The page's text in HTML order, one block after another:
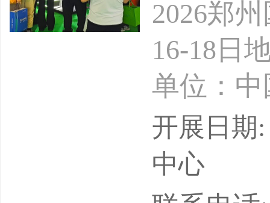
2026郑
16-18日
单位：
委员会
业协会
会展（
开展日期
中心